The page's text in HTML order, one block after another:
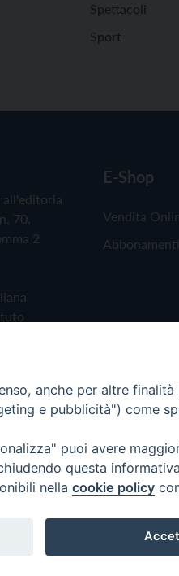
Spettacoli
Sport
70.
2
E-Shop
Vendita
Abbonamenti
anche per altre finalità
e pubblicità") come
puoi avere
questa
nella cookie policy